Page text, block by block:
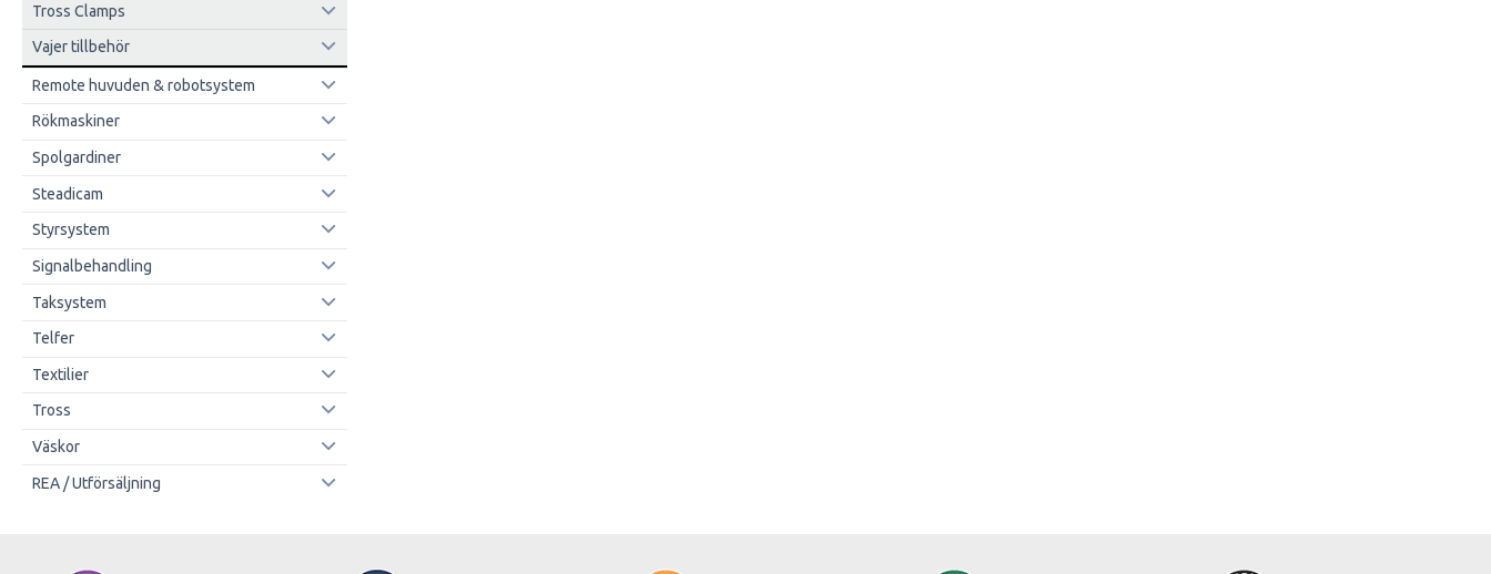
Tross Clamps
Vajer tillbehör
Remote huvuden & robotsystem
Rökmaskiner
Spolgardiner
Steadicam
Styrsystem
Signalbehandling
Taksystem
Telfer
Textilier
Tross
Väskor
REA / Utförsäljning